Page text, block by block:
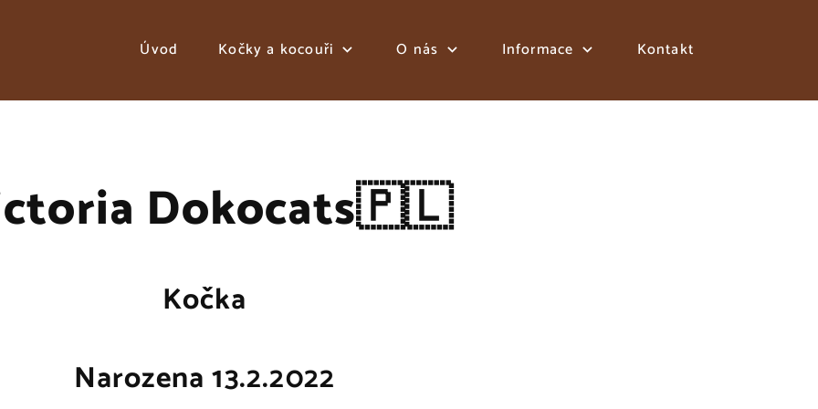
Úvod Kočky a kocouři O nás Informace Kontakt
Dokocats🇵🇱
Kočka
Narozena 13.2.2022